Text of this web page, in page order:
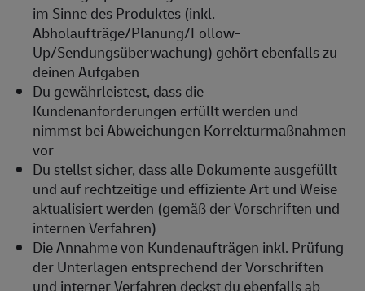
im Sinne des Produktes (inkl.
Abholaufträge/Planung/Follow-
Up/Sendungsüberwachung) gehört ebenfalls zu
deinen Aufgaben
Du gewährleistest, dass die
Kundenanforderungen erfüllt werden und
nimmst bei Abweichungen Korrekturmaßnahmen
vor
Du stellst sicher, dass alle Dokumente ausgefüllt
und auf rechtzeitige und effiziente Art und Weise
aktualisiert werden (gemäß der Vorschriften und
internen Verfahren)
Die Annahme von Kundenaufträgen inkl. Prüfung
der Unterlagen entsprechend der Vorschriften
und interner Verfahren deckst du ebenfalls ab